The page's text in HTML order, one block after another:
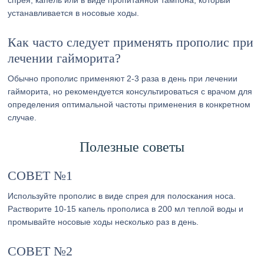
устанавливается в носовые ходы.
Как часто следует применять прополис при
лечении гайморита?
Обычно прополис применяют 2-3 раза в день при лечении
гайморита, но рекомендуется консультироваться с врачом для
определения оптимальной частоты применения в конкретном
случае.
Полезные советы
СОВЕТ №1
Используйте прополис в виде спрея для полоскания носа.
Растворите 10-15 капель прополиса в 200 мл теплой воды и
промывайте носовые ходы несколько раз в день.
СОВЕТ №2